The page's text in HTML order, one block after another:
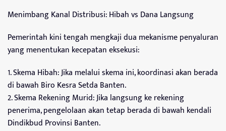
Menimbang Kanal Distribusi: Hibah vs Dana Langsung
Pemerintah kini tengah mengkaji dua mekanisme penyaluran
yang menentukan kecepatan eksekusi:
1.⁠ ⁠Skema Hibah: Jika melalui skema ini, koordinasi akan berada
di bawah Biro Kesra Setda Banten.
2.⁠ ⁠Skema Rekening Murid: Jika langsung ke rekening
penerima, pengelolaan akan tetap berada di bawah kendali
Dindikbud Provinsi Banten.